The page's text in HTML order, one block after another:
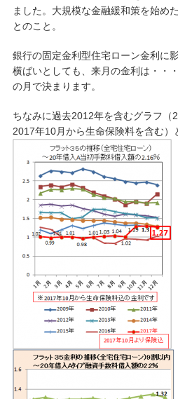
ました。大規模な金融緩和策を始め
とのこと。
銀行の固定金利型住宅ローン金利に
横ばいとしても、来月の金利は・・
の月で決まります。
ちなみに過去2012年を含むグラフ（
2017年10月から生命保険料を含む）